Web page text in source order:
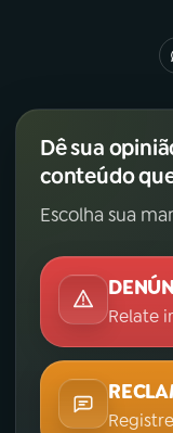
Dê sua
conteúdo
Escolha sua
Relate